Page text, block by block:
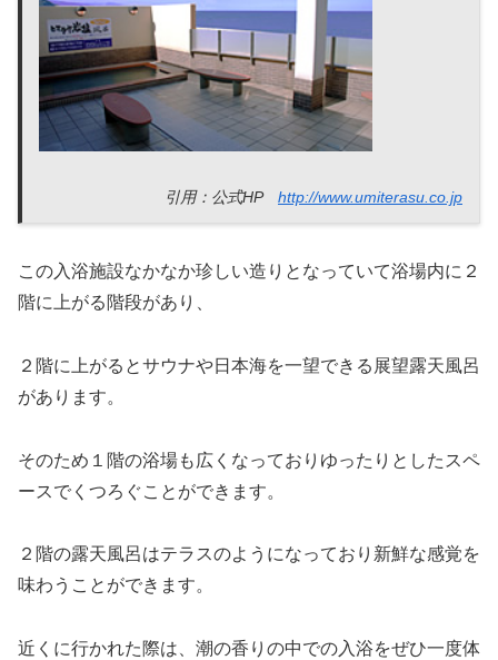
引用：公式HP http://www.umiterasu.co.jp
この入浴施設なかなか珍しい造りとなっていて浴場内に２
階に上がる階段があり、
２階に上がるとサウナや日本海を一望できる展望露天風呂
があります。
そのため１階の浴場も広くなっておりゆったりとしたスペ
ースでくつろぐことができます。
２階の露天風呂はテラスのようになっており新鮮な感覚を
味わうことができます。
近くに行かれた際は、潮の香りの中での入浴をぜひ一度体